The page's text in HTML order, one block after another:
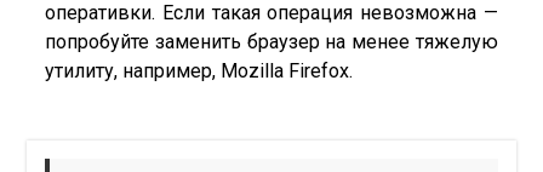
оперативки. Если такая операция невозможна —
попробуйте заменить браузер на менее тяжелую
утилиту, например, Mozilla Firefox.